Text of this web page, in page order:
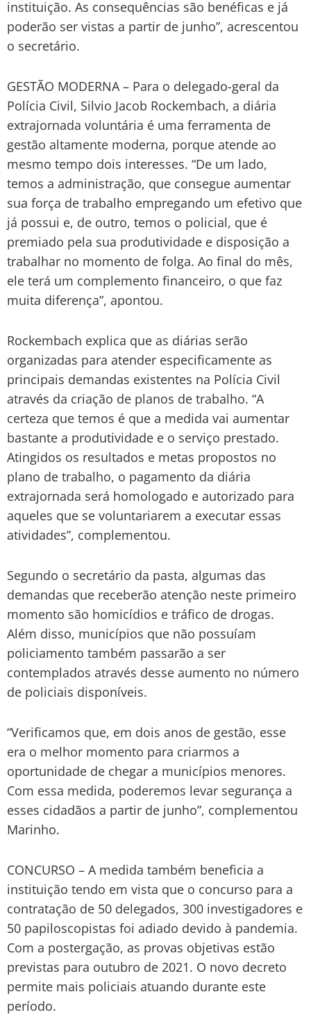
instituição. As consequências são benéficas e já
poderão ser vistas a partir de junho”, acrescentou
o secretário.
GESTÃO MODERNA – Para o delegado-geral da
Polícia Civil, Silvio Jacob Rockembach, a diária
extrajornada voluntária é uma ferramenta de
gestão altamente moderna, porque atende ao
mesmo tempo dois interesses. “De um lado,
temos a administração, que consegue aumentar
sua força de trabalho empregando um efetivo que
já possui e, de outro, temos o policial, que é
premiado pela sua produtividade e disposição a
trabalhar no momento de folga. Ao final do mês,
ele terá um complemento financeiro, o que faz
muita diferença”, apontou.
Rockembach explica que as diárias serão
organizadas para atender especificamente as
principais demandas existentes na Polícia Civil
através da criação de planos de trabalho. “A
certeza que temos é que a medida vai aumentar
bastante a produtividade e o serviço prestado.
Atingidos os resultados e metas propostos no
plano de trabalho, o pagamento da diária
extrajornada será homologado e autorizado para
aqueles que se voluntariarem a executar essas
atividades”, complementou.
Segundo o secretário da pasta, algumas das
demandas que receberão atenção neste primeiro
momento são homicídios e tráfico de drogas.
Além disso, municípios que não possuíam
policiamento também passarão a ser
contemplados através desse aumento no número
de policiais disponíveis.
“Verificamos que, em dois anos de gestão, esse
era o melhor momento para criarmos a
oportunidade de chegar a municípios menores.
Com essa medida, poderemos levar segurança a
esses cidadãos a partir de junho”, complementou
Marinho.
CONCURSO – A medida também beneficia a
instituição tendo em vista que o concurso para a
contratação de 50 delegados, 300 investigadores e
50 papiloscopistas foi adiado devido à pandemia.
Com a postergação, as provas objetivas estão
previstas para outubro de 2021. O novo decreto
permite mais policiais atuando durante este
período.